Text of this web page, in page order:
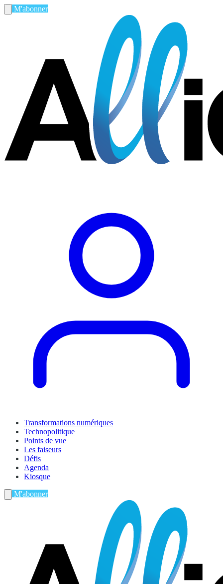
M'abonner
Transformations numériques
Technopolitique
Points de vue
Les faiseurs
Défis
Agenda
Kiosque
M'abonner